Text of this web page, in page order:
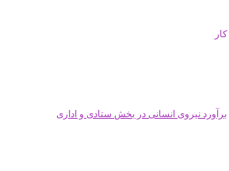
برآورد نیروی انسانی در بخش ستادی و اداری